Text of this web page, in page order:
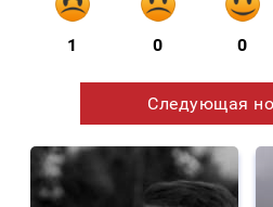
1 0 0
Следующая